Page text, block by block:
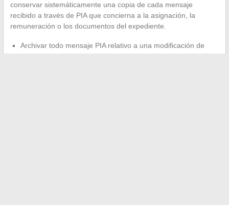
conservar sistemáticamente una copia de cada mensaje
recibido a través de PIA que concierna a la asignación, la
remuneración o los documentos del expediente.
Archivar todo mensaje PIA relativo a una modificación de